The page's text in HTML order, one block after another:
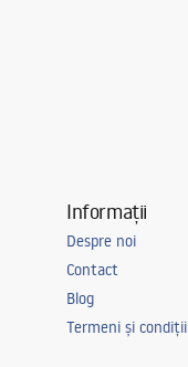
Informații
Despre noi
Contact
Blog
Termeni și condiții